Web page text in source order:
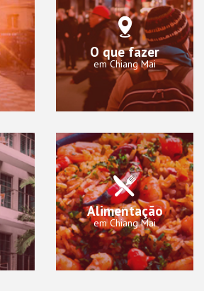
O que fazer
em Chiang Mai
Alimentação
em Chiang Mai